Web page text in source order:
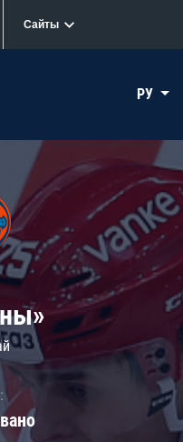
Сайты
РУ